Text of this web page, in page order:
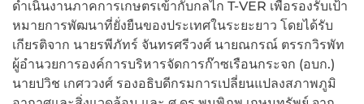
ดำเนินงานภาคการเกษตรเข้ากับกลไก T-VER เพื่อรองรับเป้า
หมายการพัฒนาที่ยั่งยืนของประเทศในระยะยาว โดยได้รับ
เกียรติจาก นายรพีภัทร์ จันทรศรีวงศ์ นายณกรณ์ ตรรกวิรพัท
ผู้อำนวยการองค์การบริหารจัดการก๊าซเรือนกระจก (อบก.)
นายปวิช เกศววงศ์ รองอธิบดีกรมการเปลี่ยนแปลงสภาพภูมิ